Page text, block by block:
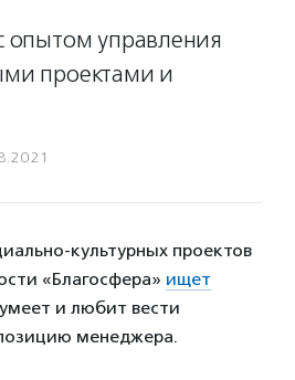
опытом управления
проектами и
культурных проектов
«Благосфера» ищет
и любит вести
менеджера.